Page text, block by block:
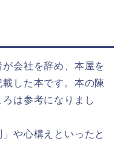
会社を辞め、本屋を
した本です。本の陳
は参考になりまし
や心構えといったと